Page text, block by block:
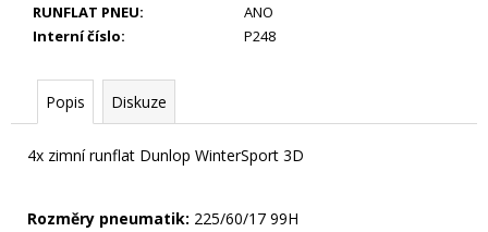
RUNFLAT PNEU:
ANO
Interní číslo: P248
Popis Diskuze
4x zimní runflat Dunlop WinterSport 3D
Rozměry pneumatik: 225/60/17 99H
KS
25
Kč